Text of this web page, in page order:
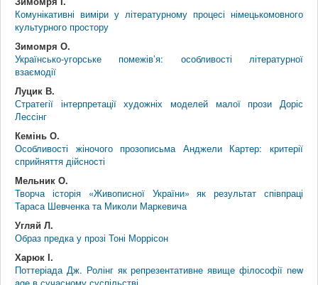
Комунікативні виміри у літературному процесі німецькомовного
культурного простору
Зимомря О.
Українсько-угорське помежів’я: особливості літературної
взаємодії
Луцик В.
Стратегії інтерпретації художніх моделей малої прози Доріс
Лессінг
Кемінь О.
Особливості жіночого прозописьма Анджели Картер: критерії
сприйняття дійсності
Мельник О.
Творча історія «Живописної України» як результат співпраці
Тараса Шевченка та Миколи Маркевича
Угляй Л.
Образ предка у прозі Тоні Моррісон
Харюк І.
Поттеріада Дж. Ролінг як репрезентативне явище філософії new